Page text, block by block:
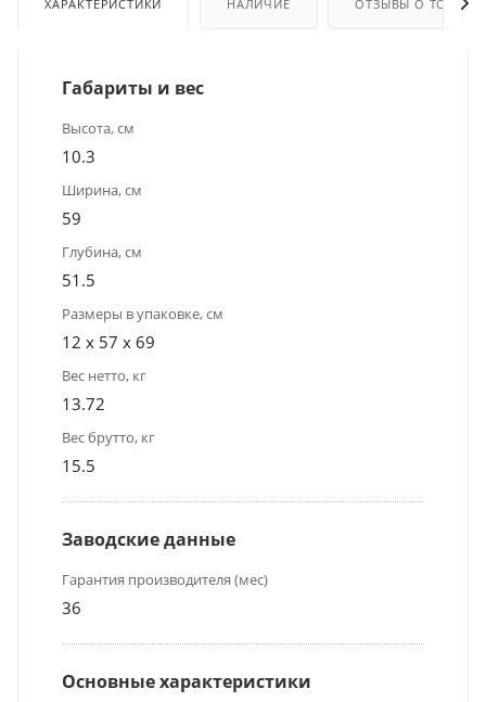
ХАРАКТЕРИСТИКИ НАЛИЧИЕ ОТЗЫВЫ О ТОВАРЕ
Габариты и вес
Высота, см
10.3
Ширина, см
59
Глубина, см
51.5
Размеры в упаковке, см
12 x 57 x 69
Вес нетто, кг
13.72
Вес брутто, кг
15.5
Заводские данные
Гарантия производителя (мес)
36
Основные характеристики